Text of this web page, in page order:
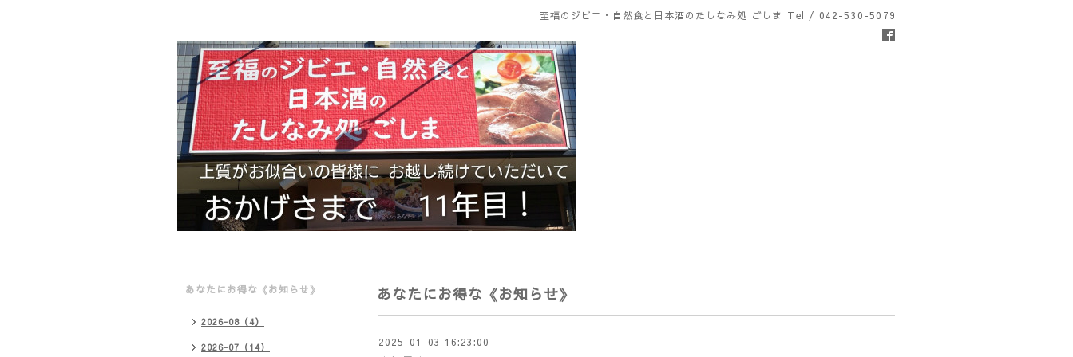
至福のジビエ・自然食と日本酒のたしなみ処 ごしま Tel / 042-530-5079
あなたにお得な《お知らせ》
2025-01-03 16:23:00
あなたにお得な《お知らせ》
2026-08（4）
2026-07（14）